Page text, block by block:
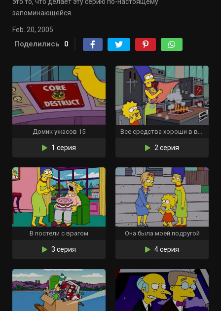
запоминающейся.
Feb. 20, 2005
Поделились 0
Домик ужасов 15
1 серия
Все средства хороши в войне духовок
2 серия
В постели с врагом
3 серия
Она была моей подругой
4 серия